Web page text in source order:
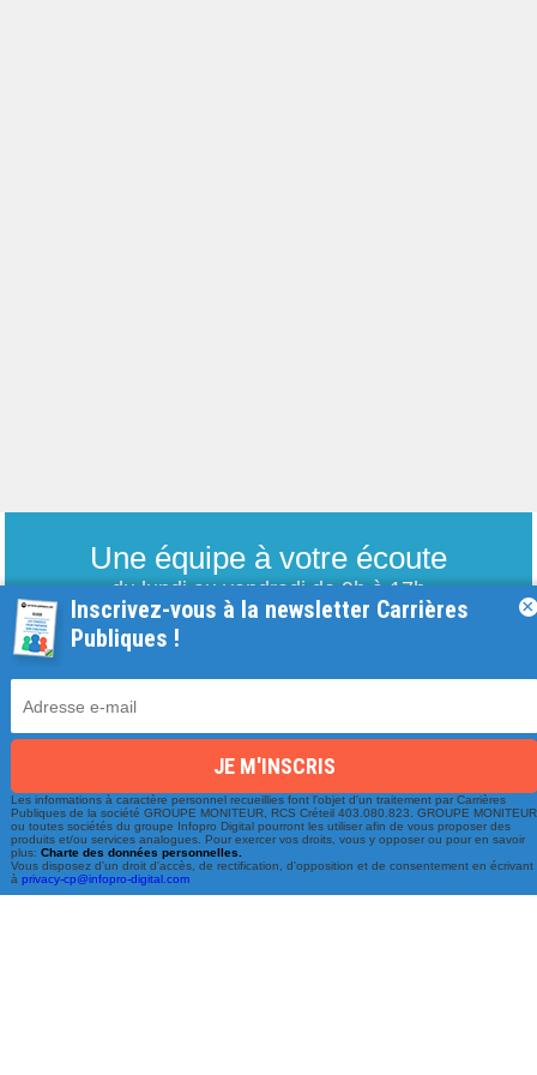
Une équipe à votre écoute
du lundi au vendredi de 9h à 17h
Paiement securisé
Inscrivez-vous à la newsletter Carrières
Publiques !
Les informations à caractère personnel recueillies font l'objet d'un traitement par Carrières
Publiques de la société GROUPE MONITEUR, RCS Créteil 403.080.823. GROUPE MONITEUR
ou toutes sociétés du groupe Infopro Digital pourront les utiliser afin de vous proposer des
produits et/ou services analogues. Pour exercer vos droits, vous y opposer ou pour en savoir
plus:Charte des données personnelles.
Vous disposez d'un droit d'accès, de rectification, d'opposition et de consentement en écrivant
àprivacy-cp@infopro-digital.com
×